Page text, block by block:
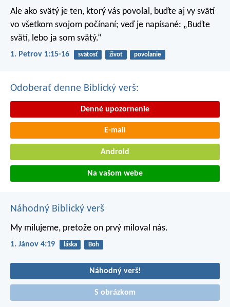
Ale ako svätý je ten, ktorý vás povolal, buďte aj vy svätí
vo všetkom svojom počínaní; veď je napísané: „Buďte
svätí, lebo ja som svätý.“
1. Petrov 1:15-16 svätosť život povolanie
Odoberať denne Biblický verš:
Denné upozornenie
E-mail
Android
Na vašom webe
Náhodný Biblický verš
My milujeme, pretože on prvý miloval nás.
1. Jánov 4:19 láska Boh
Náhodný verš!
S obrázkom